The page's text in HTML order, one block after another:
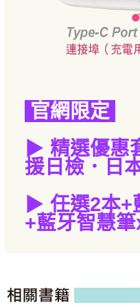
官網限定
▶ 精選優惠
援日檢．日
▶ 任選2本+
+藍牙智慧